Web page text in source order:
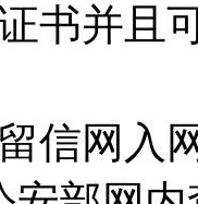
书并且
信网入